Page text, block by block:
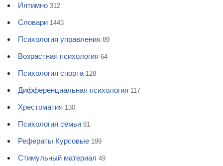
Интимно 312
Словари 1443
Психология управления 89
Возрастная психология 64
Психология спорта 128
Дифференциальная психология 117
Хрестоматия 130
Психология семьи 81
Рефераты Курсовые 199
Стимульный материал 49